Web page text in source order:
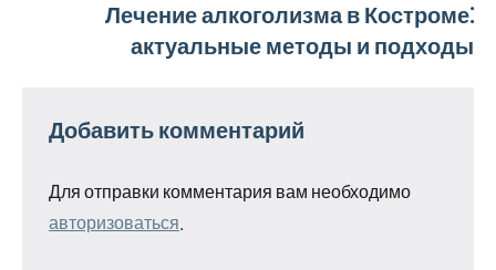
Лечение алкоголизма в Костроме⁚
актуальные методы и подходы
Добавить комментарий
Для отправки комментария вам необходимо
авторизоваться